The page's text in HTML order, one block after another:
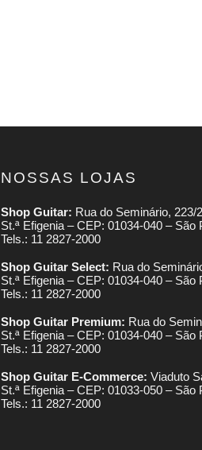
NOSSAS LOJAS
Shop Guitar: Rua do Seminário, 223/
St.ª Efigenia – CEP: 01034-040 – São
Tels.: 11 2827-2000
Shop Guitar Select: Rua do
St.ª Efigenia – CEP: 01034-040 – São
Tels.: 11 2827-2000
Shop Guitar Premium: Rua do
St.ª Efigenia – CEP: 01034-040 – São
Tels.: 11 2827-2000
Shop Guitar E-Commerce: Viaduto
St.ª Efigenia – CEP: 01033-050 – São
Tels.: 11 2827-2000